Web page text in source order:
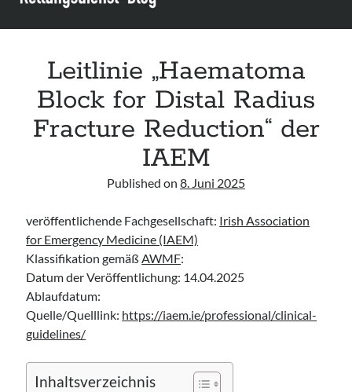
Leitlinie „Bauchschmerz bei Kindern und Jugendlichen – Bildgebende
Leitlinie „Kopfschmerzen bei Kindern und Jugendlichen – Bildgebende
Diagnostik“ der GPR
Leitlinie „Haematoma
Block for Distal Radius
Fracture Reduction“ der
IAEM
Published on 8. Juni 2025
veröffentlichende Fachgesellschaft: Irish Association
for Emergency Medicine (IAEM)
Klassifikation gemäßAWMF:
Datum der Veröffentlichung: 14.04.2025
Ablaufdatum:
Quelle/Quelllink: https://iaem.ie/professional/clinical-
guidelines/
Inhaltsverzeichnis